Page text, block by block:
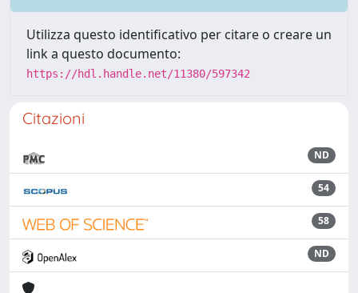
Utilizza questo identificativo per citare o creare un
link a questo documento:
https://hdl.handle.net/11380/597342
Citazioni
ND
54
58
ND